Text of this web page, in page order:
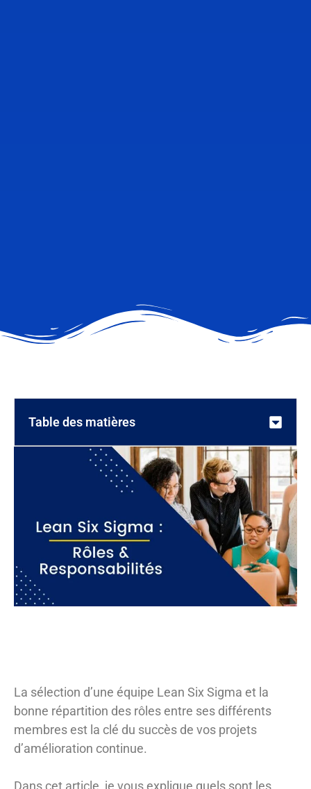
Table des matières
La sélection d’une équipe Lean Six Sigma et la
bonne répartition des rôles entre ses différents
membres est la clé du succès de vos projets
d’amélioration continue.
Dans cet article, je vous explique quels sont les